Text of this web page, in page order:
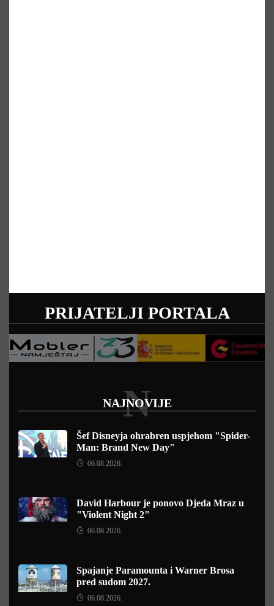
PRIJATELJI PORTALA
NAJNOVIJE
N
Šef Disneyja ohrabren uspjehom "Spider-
Man: Brand New Day"
06.08.2026.
David Harbour je ponovo Djeda Mraz u
"Violent Night 2"
06.08.2026.
Spajanje Paramounta i Warner Brosa
pred sudom 2027.
06.08.2026.